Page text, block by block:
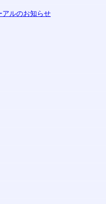
アルのお知らせ